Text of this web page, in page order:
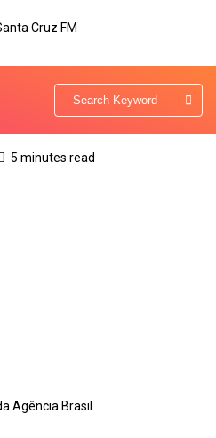
5 minutes read
Agência Brasil